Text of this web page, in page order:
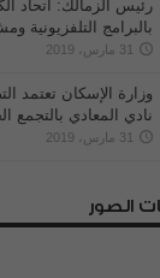
رئيس الزمالك: اتحاد
بالبرامج
31 مارس، 2019
وزارة الإسكان تعتمد
نادي المعادي بالتجمع
31 مارس، 2019
الصور